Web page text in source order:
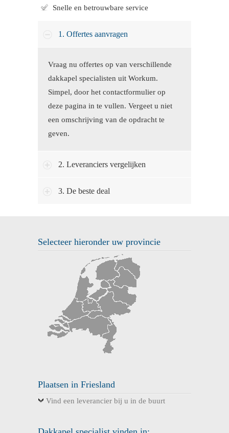
Snelle en betrouwbare service
1. Offertes aanvragen
Vraag nu offertes op van verschillende
dakkapel specialisten uit Workum.
Simpel, door het contactformulier op
deze pagina in te vullen. Vergeet u niet
een omschrijving van de opdracht te
geven.
2. Leveranciers vergelijken
3. De beste deal
Selecteer hieronder uw provincie
Plaatsen in Friesland
Vind een leverancier bij u in de buurt